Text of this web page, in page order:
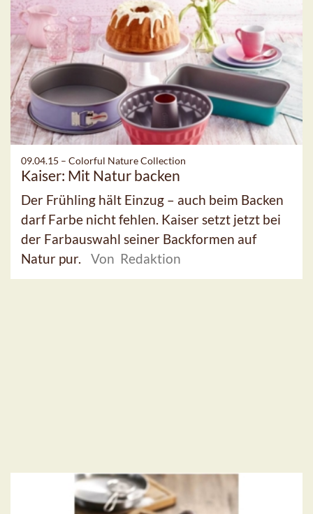
09.04.15 – Colorful Nature Collection
Kaiser: Mit Natur backen
Der Frühling hält Einzug – auch beim Backen
darf Farbe nicht fehlen. Kaiser setzt jetzt bei
der Farbauswahl seiner Backformen auf
Natur pur.
Von Redaktion